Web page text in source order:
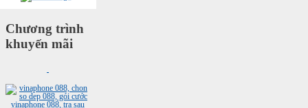
Chương trình
khuyến mãi